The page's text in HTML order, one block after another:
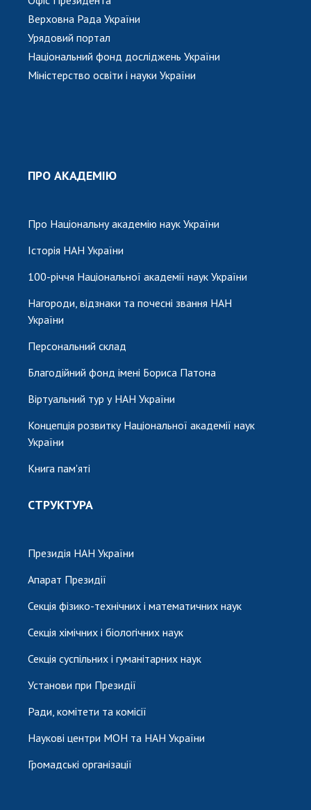
Верховна Рада України
Урядовий портал
Національний фонд досліджень України
Міністерство освіти і науки України
ПРО АКАДЕМІЮ
Про Національну академію наук України
Історія НАН України
100-річчя Національної академії наук України
Нагороди, відзнаки та почесні звання НАН
України
Персональний склад
Благодійний фонд імені Бориса Патона
Віртуальний тур у НАН України
Концепція розвитку Національної академії наук
України
Книга пам'яті
СТРУКТУРА
Президія НАН України
Апарат Президії
Секція фізико-технічних і математичних наук
Секція хімічних і біологічних наук
Секція суспільних і гуманітарних наук
Установи при Президії
Ради, комітети та комісії
Наукові центри МОН та НАН України
Громадські організації